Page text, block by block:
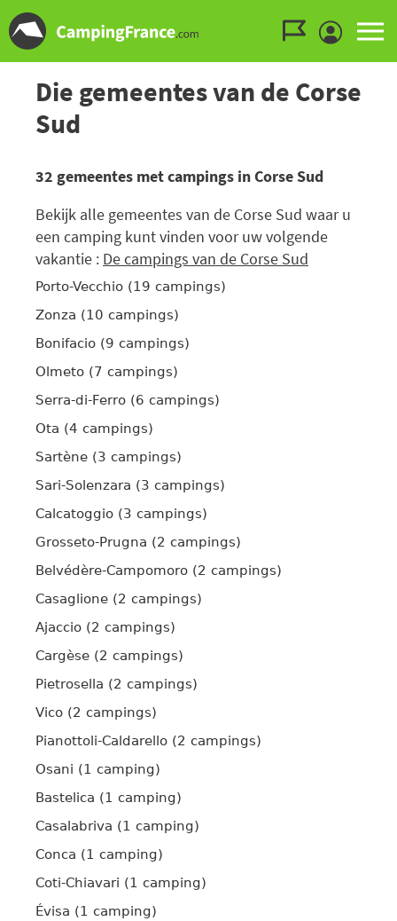
Die gemeentes van de Corse
Sud
32 gemeentes met campings in Corse Sud
Bekijk alle gemeentes van de Corse Sud waar u
een camping kunt vinden voor uw volgende
vakantie : De campings van de Corse Sud
Porto-Vecchio (19 campings)
Zonza (10 campings)
Bonifacio (9 campings)
Olmeto (7 campings)
Serra-di-Ferro (6 campings)
Ota (4 campings)
Sartène (3 campings)
Sari-Solenzara (3 campings)
Calcatoggio (3 campings)
Grosseto-Prugna (2 campings)
Belvédère-Campomoro (2 campings)
Casaglione (2 campings)
Ajaccio (2 campings)
Cargèse (2 campings)
Pietrosella (2 campings)
Vico (2 campings)
Pianottoli-Caldarello (2 campings)
Osani (1 camping)
Bastelica (1 camping)
Casalabriva (1 camping)
Conca (1 camping)
Coti-Chiavari (1 camping)
Évisa (1 camping)